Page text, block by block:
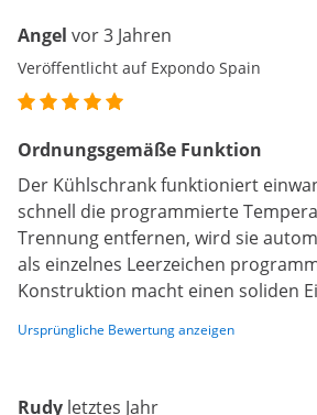
Angel vor 3 Jahren
Veröffentlicht auf Expondo Spain
Ordnungsgemäße Funktion
Der Kühlschrank funktioniert
schnell die programmierte
Trennung entfernen, wird sie
als einzelnes Leerzeichen
Konstruktion macht einen soliden
Ursprüngliche Bewertung anzeigen
Rudy letztes Jahr